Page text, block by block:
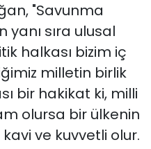
"Savunma
yanı sıra ulusal
halkası bizim iç
milletin birlik
bir hakikat ki, milli
olursa bir ülkenin
ve kuvvetli olur.